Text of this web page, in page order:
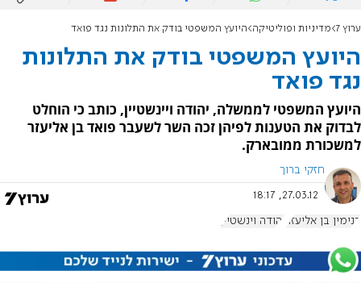
ערוץ 7 מדיניות ופוליטיקה היועץ המשפטי בודק את התלונות נגד פואד
היועץ המשפטי בודק את התלונות
נגד פואד
היועץ המשפטי לממשלה, יהודה ויינשטיין, כותב כי הוחלט
לבדוק את הטענות לפיהן זכה השר לשעבר פואד בן אליעזר
למשכורת ממובארק.
חזקי ברוך
27.03.12, 18:17
בנימין בן אליעזר יהודה וינשטיין